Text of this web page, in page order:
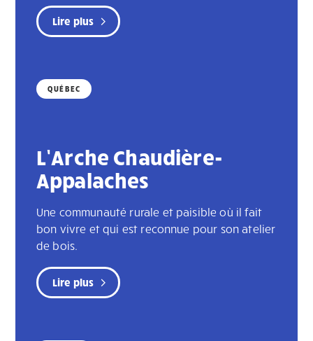
Lire plus
QUÉBEC
L’Arche Chaudière-
Appalaches
Une communauté rurale et paisible où il fait
bon vivre et qui est reconnue pour son atelier
de bois.
Lire plus